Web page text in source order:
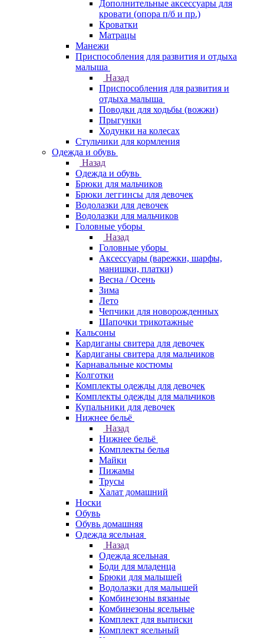
Дополнительные аксессуары для
кровати (опора п/б и пр.)
Кроватки
Матрацы
Манежи
Приспособления для развития и отдыха
малыша
Назад
Приспособления для развития и
отдыха малыша
Поводки для ходьбы (вожжи)
Прыгунки
Ходунки на колесах
Стульчики для кормления
Одежда и обувь
Назад
Одежда и обувь
Брюки для мальчиков
Брюки леггинсы для девочек
Водолазки для девочек
Водолазки для мальчиков
Головные уборы
Назад
Головные уборы
Аксессуары (варежки, шарфы,
манишки, платки)
Весна / Осень
Зима
Лето
Чепчики для новорожденных
Шапочки трикотажные
Кальсоны
Кардиганы свитера для девочек
Кардиганы свитера для мальчиков
Карнавальные костюмы
Колготки
Комплекты одежды для девочек
Комплекты одежды для мальчиков
Купальники для девочек
Нижнее бельё
Назад
Нижнее бельё
Комплекты белья
Майки
Пижамы
Трусы
Халат домашний
Носки
Обувь
Обувь домашняя
Одежда ясельная
Назад
Одежда ясельная
Боди для младенца
Брюки для малышей
Водолазки для малышей
Комбинезоны вязаные
Комбинезоны ясельные
Комплект для выписки
Комплект ясельный